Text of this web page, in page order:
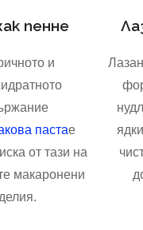
пенне
и
пастае
от тази на
макаронени